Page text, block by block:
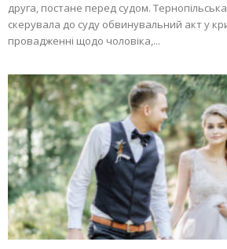
друга, постане перед судом.
скерувала до суду обвинувальний акт у
провадженні щодо чоловіка,...